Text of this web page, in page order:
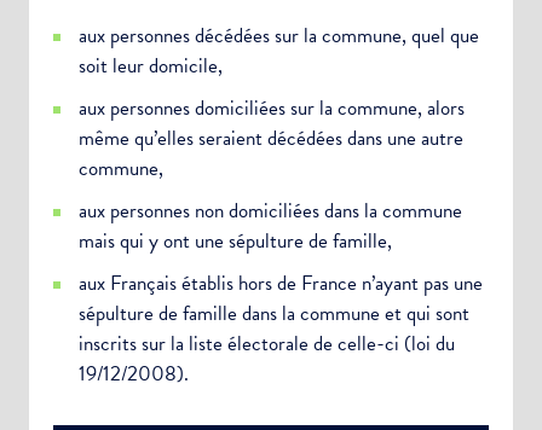
aux personnes décédées sur la commune, quel que
soit leur domicile,
aux personnes domiciliées sur la commune, alors
même qu’elles seraient décédées dans une autre
commune,
aux personnes non domiciliées dans la commune
mais qui y ont une sépulture de famille,
aux Français établis hors de France n’ayant pas une
sépulture de famille dans la commune et qui sont
inscrits sur la liste électorale de celle-ci (loi du
19/12/2008).